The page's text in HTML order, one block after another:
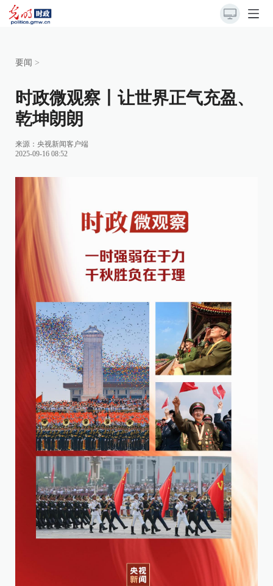
要闻 >
时政微观察丨让世界正气充盈、
乾坤朗朗
来源： 央视新闻客户端
2025-09-16 08:52